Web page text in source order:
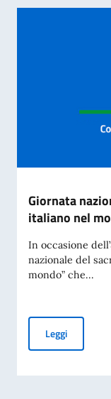
Giornata
italiano nel
In occasione
nazionale del
mondo” che...
LeggiGiornata